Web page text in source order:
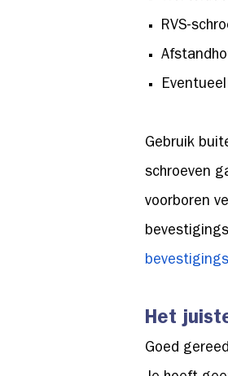
RVS-
Gebruik
schroeven
voorboren
Het
Goed